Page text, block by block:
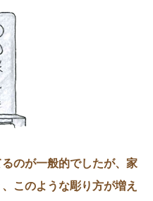
のが一般的でしたが、家
このような彫り方が増え